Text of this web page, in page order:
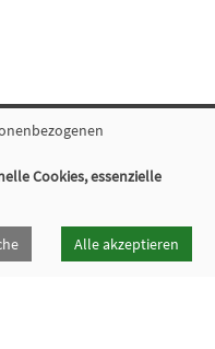
GmbH
Cookies, essenzielle
Alle akzeptieren